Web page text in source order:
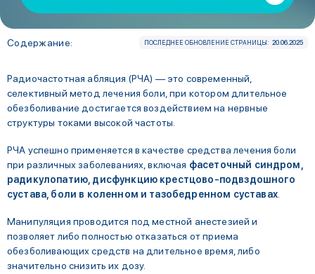
Содержание: ПОСЛЕДНЕЕ ОБНОВЛЕНИЕ СТРАНИЦЫ: 20.06.2025
Радиочастотная абляция (РЧА) — это современный,
селективный метод лечения боли, при котором длительное
обезболивание достигается воздействием на нервные
структуры токами высокой частоты.
РЧА успешно применяется в качестве средства лечения боли
при различных заболеваниях, включая фасеточный синдром,
радикулопатию, дисфункцию крестцово-подвздошного
сустава, боли в коленном и тазобедренном суставах.
Манипуляция проводится под местной анестезией и
позволяет либо полностью отказаться от приема
обезболивающих средств на длительное время, либо
значительно снизить их дозу.